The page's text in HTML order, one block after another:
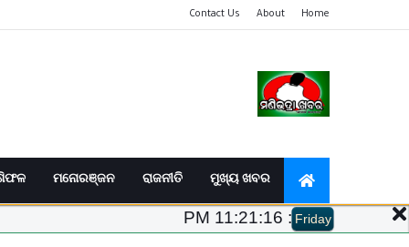
Home
About
Contact Us
ମୁଖ୍ୟ ଖବର
ରାଜନୀତି
ମନୋରଞ୍ଜନ
Friday
:
11:21:17 PM